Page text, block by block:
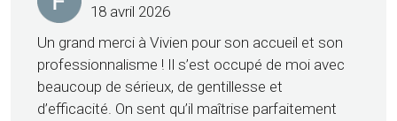
18 avril 2026
Un grand merci à Vivien pour son accueil et son
professionnalisme ! Il s’est occupé de moi avec
beaucoup de sérieux, de gentillesse et
d’efficacité. On sent qu’il maîtrise parfaitement